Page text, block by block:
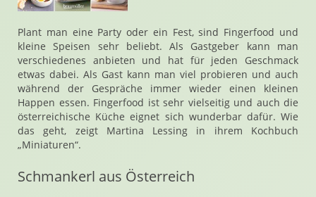
Plant man eine Party oder ein Fest, sind Fingerfood und
kleine Speisen sehr beliebt. Als Gastgeber kann man
verschiedenes anbieten und hat für jeden Geschmack
etwas dabei. Als Gast kann man viel probieren und auch
während der Gespräche immer wieder einen kleinen
Happen essen. Fingerfood ist sehr vielseitig und auch die
österreichische Küche eignet sich wunderbar dafür. Wie
das geht, zeigt Martina Lessing in ihrem Kochbuch
„Miniaturen“.
Schmankerl aus Österreich